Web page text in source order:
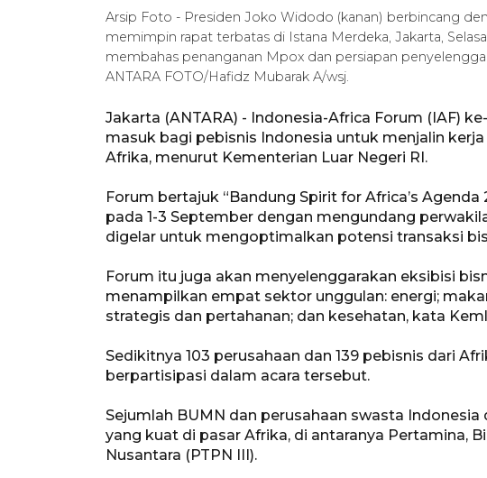
Arsip Foto - Presiden Joko Widodo (kanan) berbincang
memimpin rapat terbatas di Istana Merdeka, Jakarta,
membahas penanganan Mpox dan persiapan
ANTARA FOTO/Hafidz Mubarak A/wsj.
Jakarta (ANTARA) - Indonesia-Africa Forum (IAF)
masuk bagi pebisnis Indonesia untuk menjalin
Afrika, menurut Kementerian Luar Negeri RI.
Forum bertajuk “Bandung Spirit for Africa’s
pada 1-3 September dengan mengundang
digelar untuk mengoptimalkan potensi transaksi
Forum itu juga akan menyelenggarakan eksibisi
menampilkan empat sektor unggulan: energi;
strategis dan pertahanan; dan kesehatan, kata
Sedikitnya 103 perusahaan dan 139 pebisnis dari
berpartisipasi dalam acara tersebut.
Sejumlah BUMN dan perusahaan swasta
yang kuat di pasar Afrika, di antaranya Pertamina,
Nusantara (PTPN III).